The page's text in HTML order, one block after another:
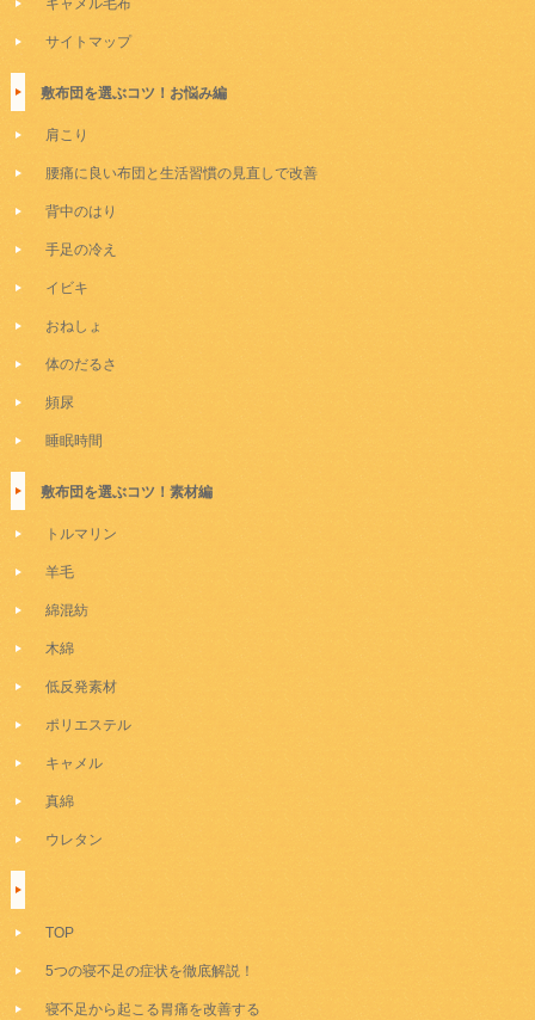
キャメル毛布
サイトマップ
敷布団を選ぶコツ！お悩み編
肩こり
腰痛に良い布団と生活習慣の見直しで改善
背中のはり
手足の冷え
イビキ
おねしょ
体のだるさ
頻尿
睡眠時間
敷布団を選ぶコツ！素材編
トルマリン
羊毛
綿混紡
木綿
低反発素材
ポリエステル
キャメル
真綿
ウレタン
TOP
5つの寝不足の症状を徹底解説！
寝不足から起こる胃痛を改善する